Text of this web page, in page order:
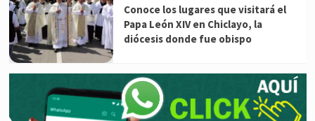
Conoce los lugares que visitará el
Papa León XIV en Chiclayo, la
diócesis donde fue obispo